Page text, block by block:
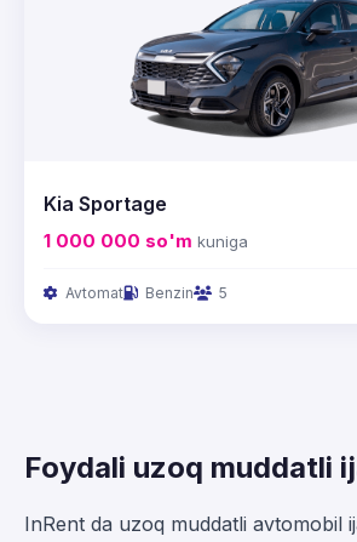
Kia Sportage
1 000 000 so'm kuniga
Avtomat Benzin 5
Foydali uzoq muddatli
InRent da uzoq muddatli avtomobil